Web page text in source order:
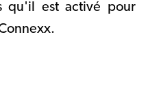
qu'il est activé pour